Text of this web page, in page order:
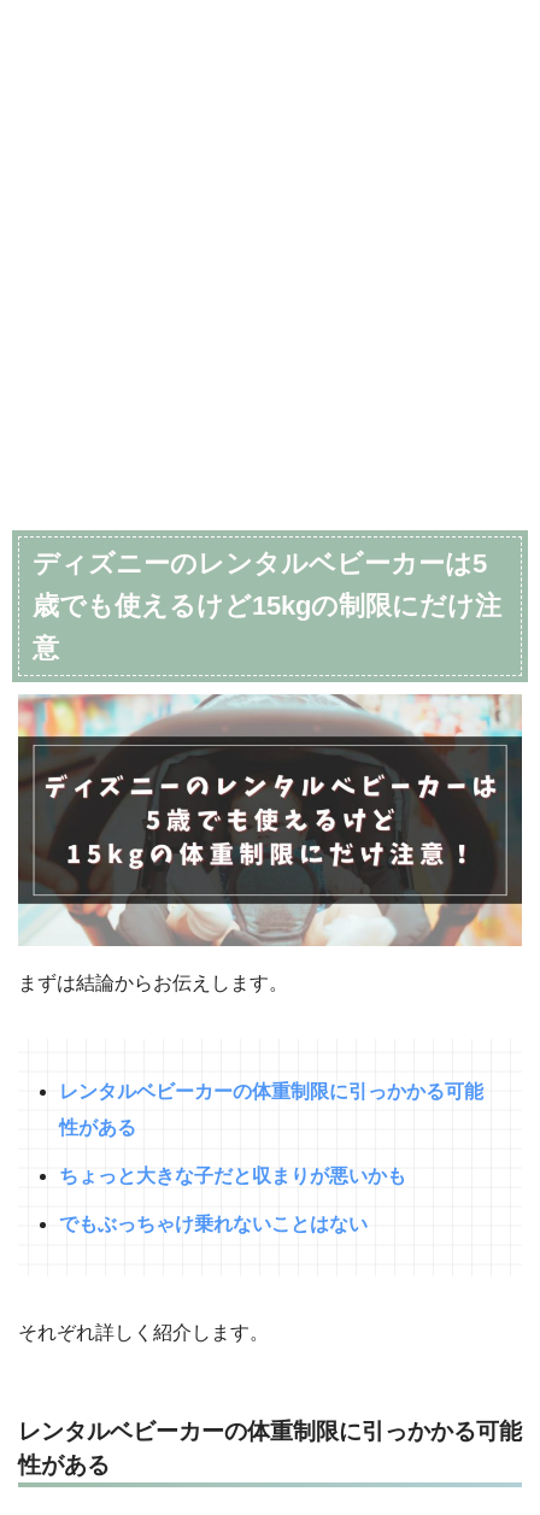
ディズニーのレンタルベビーカーは5
歳でも使えるけど15kgの制限にだけ注
意
まずは結論からお伝えします。
レンタルベビーカーの体重制限に引っかかる可能
性がある
ちょっと大きな子だと収まりが悪いかも
でもぶっちゃけ乗れないことはない
それぞれ詳しく紹介します。
レンタルベビーカーの体重制限に引っかかる可能
性がある